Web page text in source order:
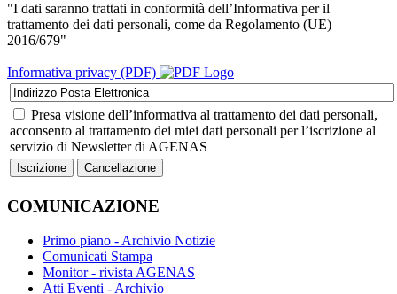
"I dati saranno trattati in conformità dell’Informativa per il
trattamento dei dati personali, come da Regolamento (UE)
2016/679"
Informativa privacy (PDF)
Presa visione dell’informativa al trattamento dei dati personali,
acconsento al trattamento dei miei dati personali per l’iscrizione al
servizio di Newsletter di AGENAS
COMUNICAZIONE
Primo piano - Archivio Notizie
Comunicati Stampa
Monitor - rivista AGENAS
Atti Eventi - Archivio